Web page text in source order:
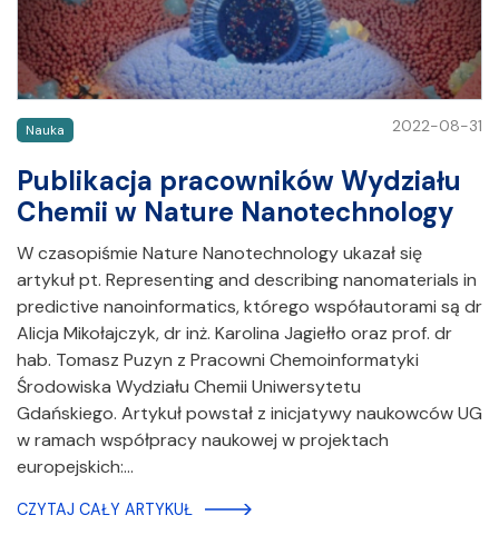
Nauka 2022-08-31
Publikacja pracowników Wydziału
Chemii w Nature Nanotechnology
W czasopiśmie Nature Nanotechnology ukazał się
artykuł pt. Representing and describing nanomaterials in
predictive nanoinformatics, którego współautorami są dr
Alicja Mikołajczyk, dr inż. Karolina Jagiełło oraz prof. dr
hab. Tomasz Puzyn z Pracowni Chemoinformatyki
Środowiska Wydziału Chemii Uniwersytetu
Gdańskiego. Artykuł powstał z inicjatywy naukowców UG
w ramach współpracy naukowej w projektach
europejskich:…
CZYTAJ CAŁY ARTYKUŁ